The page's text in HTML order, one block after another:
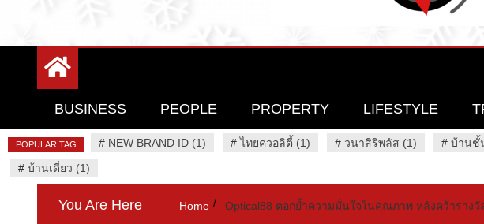
94 Report.com
BUSINESS PEOPLE PROPERTY LIFESTYLE
POPULAR TAG # NEW BRAND ID (1) #ไทยควอลิตี้ (1) # วนาสิริพลัส (1) # บ้านชั้
# บ้านเดี่ยว (1)
You Are Here Home Optical88 ตอกย้ำความมั่นใจในคุณภาพ หลังคว้ารางวั